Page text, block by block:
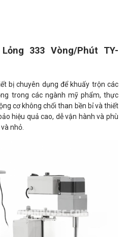
333 Vòng/Phút TY-
bị chuyên dụng để khuấy trộn các
trong các ngành mỹ phẩm, thực
cơ không chổi than bền bỉ và thiết
hiệu quả cao, dễ vận hành và phù
nhỏ.